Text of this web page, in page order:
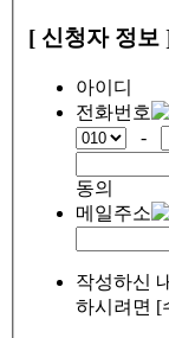
[ 신청자 정보
아이디
전화번호
-
동의
메일주소
작성하신
하시려면 [